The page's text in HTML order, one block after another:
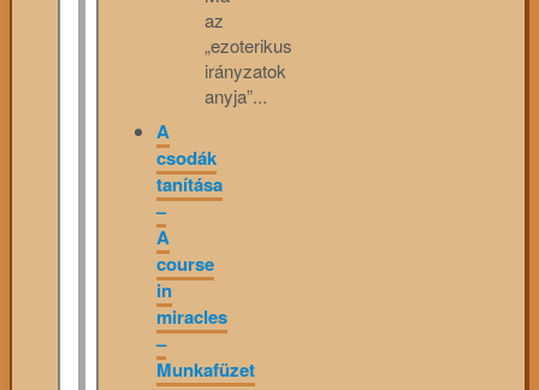
az
„ezoterikus
irányzatok
anyja”...
A
csodák
tanítása
–
A
course
in
miracles
–
Munkafüzet